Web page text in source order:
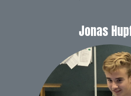
Jonas